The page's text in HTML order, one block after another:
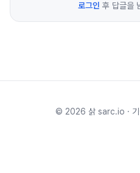
로그인 후 답글을
© 2026 삵 sarc.io · 기